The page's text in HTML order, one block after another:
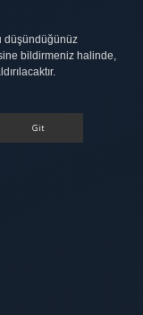
düşündüğünüz
bildirmeniz halinde,